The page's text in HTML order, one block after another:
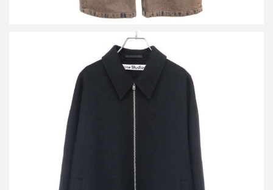
アクネストゥディオズ 24AW ウールジッパージャケット FN-MN-
OUTW000939
詳しく見る